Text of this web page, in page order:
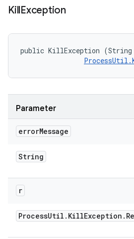
KillException
public KillException (String
Parameter
errorMessage
String
r
ProcessUtil . KillException .